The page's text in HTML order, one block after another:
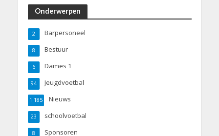
Onderwerpen
Barpersoneel
2
Bestuur
8
Dames 1
6
Jeugdvoetbal
94
Nieuws
1.185
schoolvoetbal
23
Sponsoren
8